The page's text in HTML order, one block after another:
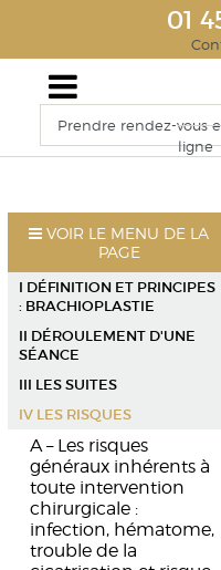
01
Prendre rendez-vous
ligne
VOIR LE MENU DE LA
PAGE
I DÉFINITION ET PRINCIPES
: BRACHIOPLASTIE
II DÉROULEMENT D'UNE
SÉANCE
III LES SUITES
IV LES RISQUES
A – Les risques
généraux inhérents à
toute intervention
chirurgicale :
infection, hématome,
trouble de la